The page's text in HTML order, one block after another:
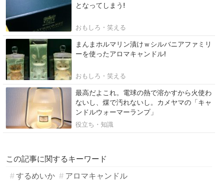
となってしまう!
おもしろ・笑える
まんまホルマリン漬けｗシルバニアファミリ
ーを使ったアロマキャンドル!
おもしろ・笑える
最高だよこれ。電球の熱で溶かすから火使わ
ないし、煤で汚れないし。カメヤマの「キャ
ンドルウォーマーランプ」
役立ち・知識
この記事に関するキーワード
するめいか
アロマキャンドル